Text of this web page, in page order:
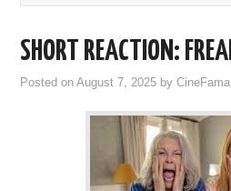
NETFLIX
ESPAÑOL
SHORT REACTION:
Posted onAugust 7, 2025 byCineFama